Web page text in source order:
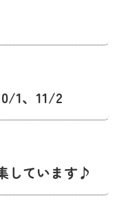
1、11/2
しています♪